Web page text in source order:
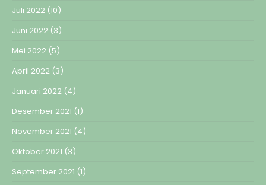
Juli 2022 (10)
Juni 2022 (3)
Mei 2022 (5)
April 2022 (3)
Januari 2022 (4)
Desember 2021 (1)
November 2021 (4)
Oktober 2021 (3)
September 2021 (1)